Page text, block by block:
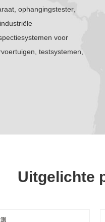
ophangingstester,
voor
testsystemen,
Uitgelichte